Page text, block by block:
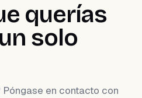
querías
solo
en contacto con